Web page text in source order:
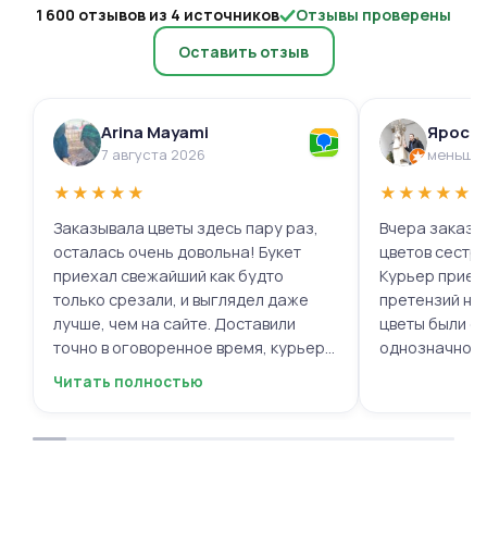
1 600 отзывов из 4 источников
Отзывы проверены
Оставить отзыв
Arina Mayami
7 августа 2026
★★★★★
Заказывала цветы здесь пару раз,
осталась очень довольна! Букет
приехал свежайший как будто
только срезали, и выглядел даже
лучше, чем на сайте. Доставили
точно в оговоренное время, курьер
вежливый, ещё и открытку с тёплыми
приятными. Однозначно буду
Читать полностью
меньше
★★★★★
Вчера
цветов
Курьер
претензий
цветы были
однозначно.